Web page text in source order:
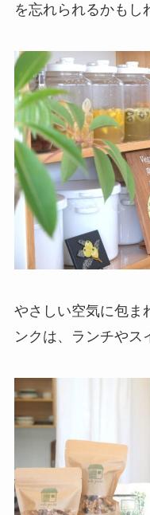
を忘れられるかもし
やさしい空気に包ま
ンクは、ランチやス